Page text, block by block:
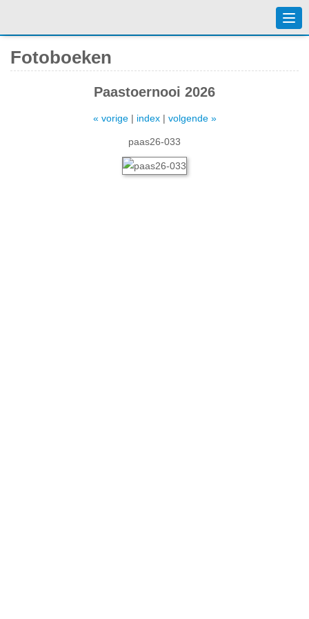
Fotoboeken
Paastoernooi 2026
« vorige| index| volgende »
paas26-033